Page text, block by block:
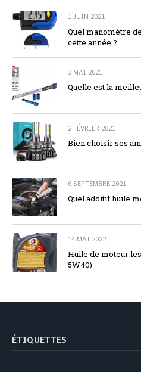
1 JUIN 2021
Quel manomètre
cette année ?
3 MAI 2021
Quelle est la
2 FÉVRIER 2021
Bien choisir ses
6 SEPTEMBRE 2021
Quel additif huile
14 MAI 2022
Huile de moteur
5W40)
ÉTIQUETTES